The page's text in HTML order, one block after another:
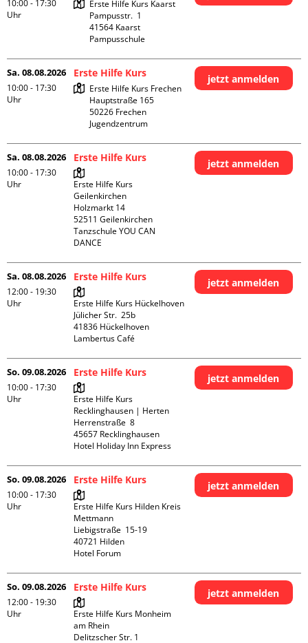
10:00 - 17:30
Uhr
Erste Hilfe Kurs Kaarst
Pampusstr.  1
41564 Kaarst
Pampusschule
Sa. 08.08.2026
10:00 - 17:30
Uhr
Erste Hilfe Kurs
Erste Hilfe Kurs Frechen
Hauptstraße 165
50226 Frechen
Jugendzentrum
jetzt anmelden
Sa. 08.08.2026
10:00 - 17:30
Uhr
Erste Hilfe Kurs
Erste Hilfe Kurs
Geilenkirchen
Holzmarkt 14
52511 Geilenkirchen
Tanzschule YOU CAN
DANCE
jetzt anmelden
Sa. 08.08.2026
12:00 - 19:30
Uhr
Erste Hilfe Kurs
Erste Hilfe Kurs Hückelhoven
Jülicher Str.  25b
41836 Hückelhoven
Lambertus Café
jetzt anmelden
So. 09.08.2026
10:00 - 17:30
Uhr
Erste Hilfe Kurs
Erste Hilfe Kurs
Recklinghausen | Herten
Herrenstraße  8
45657 Recklinghausen
Hotel Holiday Inn Express
jetzt anmelden
So. 09.08.2026
10:00 - 17:30
Uhr
Erste Hilfe Kurs
Erste Hilfe Kurs Hilden Kreis
Mettmann
Liebigstraße  15-19
40721 Hilden
Hotel Forum
jetzt anmelden
So. 09.08.2026
12:00 - 19:30
Uhr
Erste Hilfe Kurs
Erste Hilfe Kurs Monheim
am Rhein
Delitzscher Str. 1
jetzt anmelden